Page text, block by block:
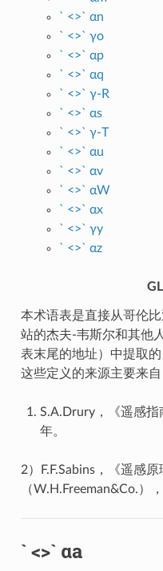
` <>` αn
` <>` γo
` <>` αp
` <>` αq
` <>` γ-R
` <>` αs
` <>` γ-T
` <>` αu
` <>` αv
` <>` αW
` <>` αx
` <>` γy
` <>` αz
本术语表是直接从哥伦
站的杰夫-韦斯尔和其他
表末尾的地址）中提取
这些定义的来源主要来自
S.A.Drury，《遥感
年。
2）F.F.Sabins，《遥感
（W.H.Freeman&Co.）
` <>` αa